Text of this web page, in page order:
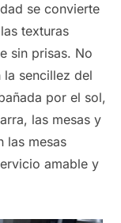
se convierte
texturas
sin prisas. No
sencillez del
por el sol,
las mesas y
las mesas
amable y